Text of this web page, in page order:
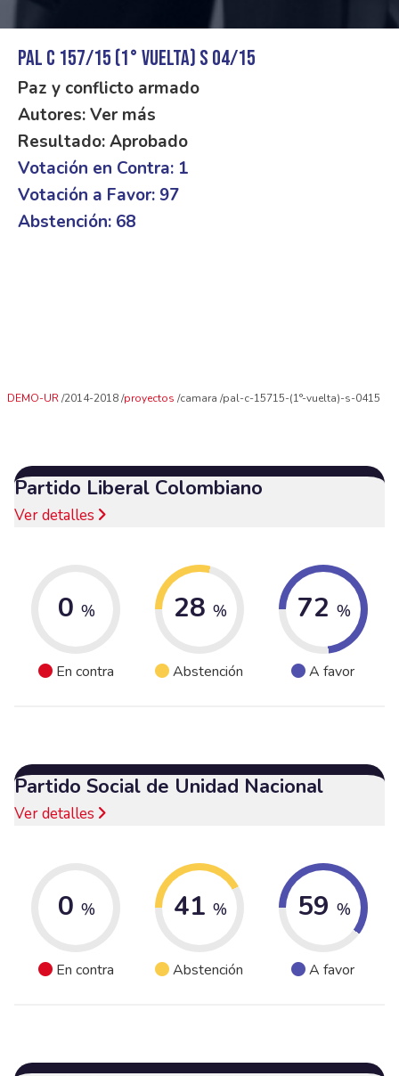
PAL C 157/15 (1° vuelta) S 04/15
Paz y conflicto armado
Autores: Ver más
Resultado: Aprobado
Votación en Contra: 1
Votación a Favor: 97
Abstención: 68
DEMO-UR 2014-2018 proyectos camara pal-c-15715-(1°-vuelta)-s-0415
Partido Liberal Colombiano
Ver detalles
0 %
En contra
28 %
Abstención
72 %
A favor
Partido Social de Unidad Nacional
Ver detalles
0 %
En contra
41 %
Abstención
59 %
A favor